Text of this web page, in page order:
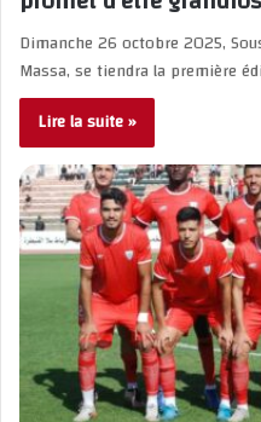
Dimanche 26 octobre 2025,
Massa, se tiendra la première
Lire la suite »